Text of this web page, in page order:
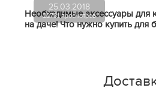
25.03.2018
22781 просмотров
Необходимые аксессуары для
на даче! Что нужно купить для